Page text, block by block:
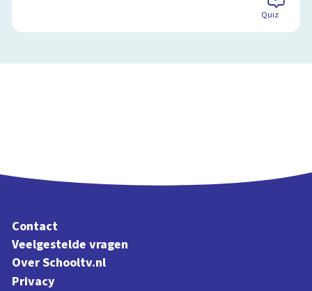
Quiz
3:52
Contact
Veelgestelde vragen
Over Schooltv.nl
Privacy